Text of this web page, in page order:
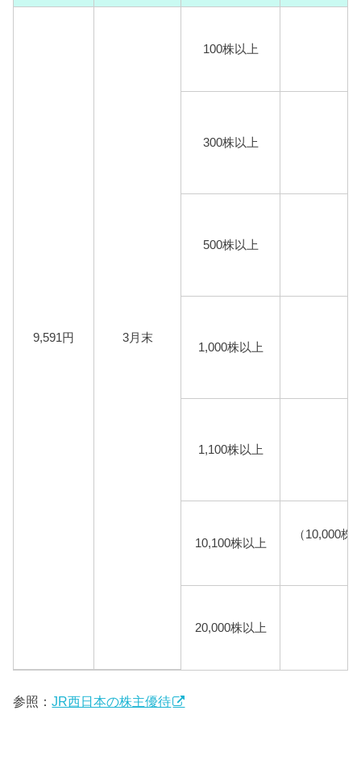
9,591円 3月末
100株以上
300株以上
500株以上
1,000株以上
1,100株以上
10,100株以上
（10,000
20,000株以上
参照：JR西日本の株主優待